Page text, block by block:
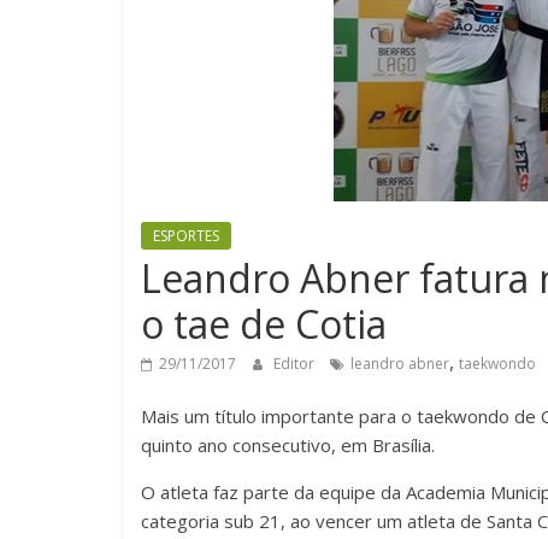
ESPORTES
Leandro Abner fatura
o tae de Cotia
29/11/2017 Editor leandro abner, taekwondo
Mais um título importante para o taekwondo de
quinto ano consecutivo, em Brasília.
O atleta faz parte da equipe da Academia
categoria sub 21, ao vencer um atleta de Santa